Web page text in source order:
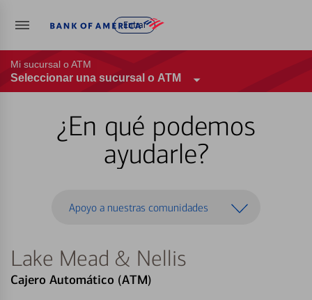
Entrar
Mi sucursal o ATM
Seleccionar una sucursal o ATM
¿En qué podemos
ayudarle?
Apoyo a nuestras comunidades
Lake Mead & Nellis
Cajero Automático (ATM)